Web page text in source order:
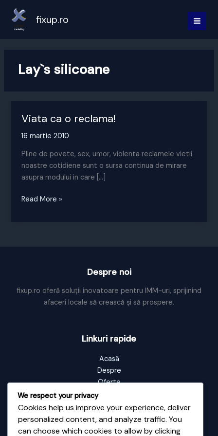
content
fixup.ro
Lay`s silicoane
Viata ca o reclama!
16 martie 2010
Pline de povete, sex, umor, violenta reclamele vietii
noastre cotidiene sunt o sursa continua de mirare
asupra modului in care […]
Viata
Read More »
Despre noi
fixup.ro oferă soluții inovatoare pentru IMM-uri, sprijinind
afaceri locale să crească și să prospere.
Linkuri rapide
Acasă
Despre
Oferte
Portofoliu
Blog
Contact
We respect your privacy
Cookies help us improve your experience, deliver
personalized content, and analyze traffic. You
can choose which cookies to allow by clicking